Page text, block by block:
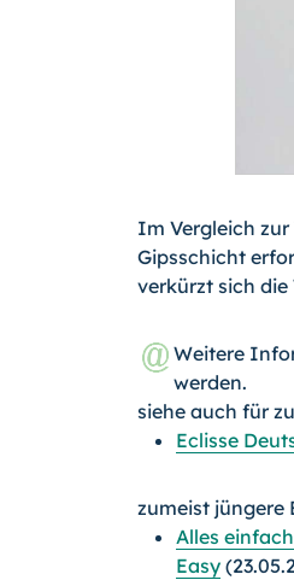
Im Vergleich
Gipsschicht
verkürzt sich
Weitere
werden.
siehe auch für
Eclisse
zumeist jüngere
Alles
Easy